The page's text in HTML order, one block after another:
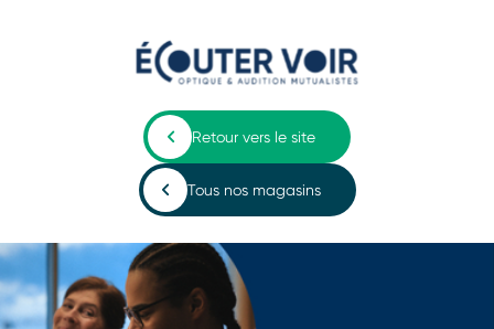
Retour vers le site
Tous nos magasins